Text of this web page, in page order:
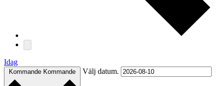
Idag
Kommande Kommande Välj datum.